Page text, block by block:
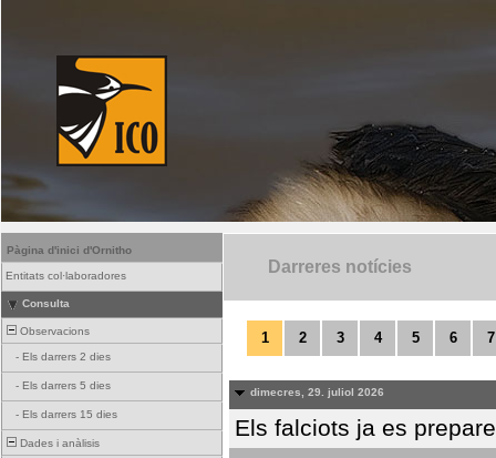
Pàgina d'inici d'Ornitho
Entitats col·laboradores
Consulta
Observacions
- Els darrers 2 dies
- Els darrers 5 dies
- Els darrers 15 dies
Dades i anàlisis
Darreres notícies
1 2 3 4 5 6 7
dimecres, 29. juliol 2026
Els falciots ja es